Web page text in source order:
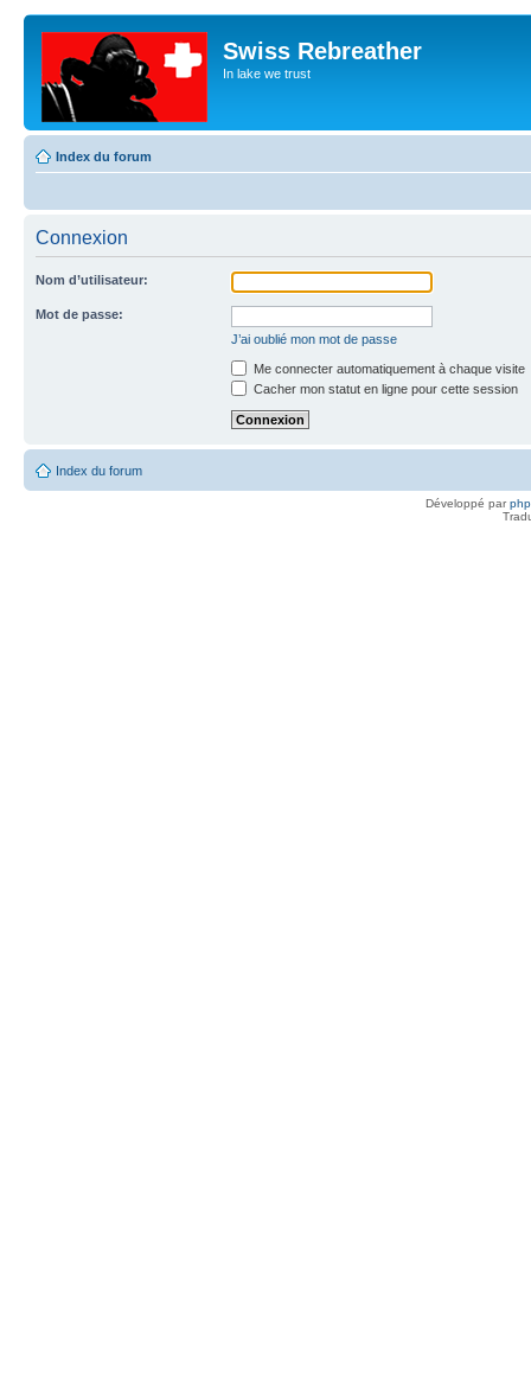
Swiss Rebreather
In lake we trust
Index du forum
Connexion
Nom d’utilisateur:
Mot de passe:
J’ai oublié mon mot de passe
Me connecter automatiquement à chaque visite
Cacher mon statut en ligne pour cette session
Index du forum
Développé par